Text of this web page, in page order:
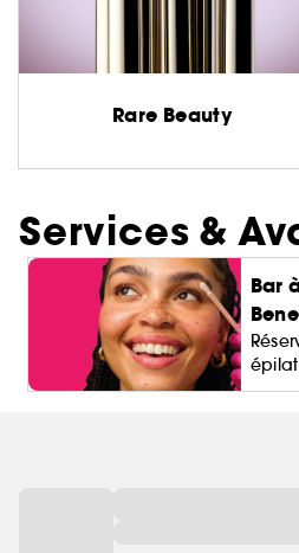
Rare Beauty
Services &
Bar